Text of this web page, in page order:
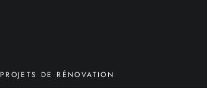
PROJETS DE RÉNOVATION